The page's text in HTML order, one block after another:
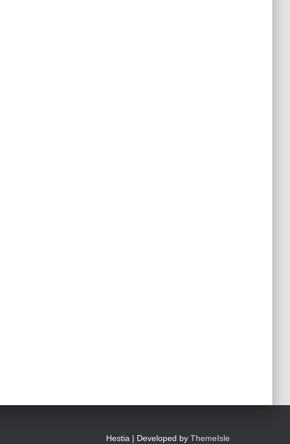
Hestia | Developed by ThemeIsle